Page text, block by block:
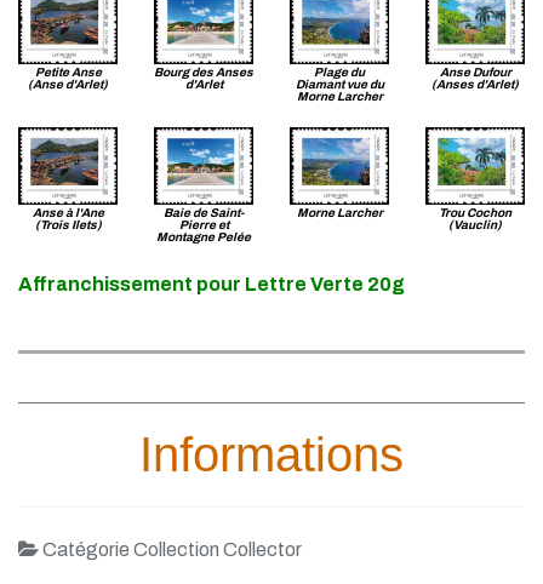
Petite Anse
(Anse d'Arlet)
Bourg des Anses
d'Arlet
Plage du
Diamant vue du
Morne Larcher
Anse Dufour
(Anses d'Arlet)
Anse à l'Ane
(Trois Ilets)
Baie de Saint-
Pierre et
Montagne Pelée
Morne Larcher
Trou Cochon
(Vauclin)
Affranchissement pour Lettre Verte 20g
Informations
Catégorie Collection Collector